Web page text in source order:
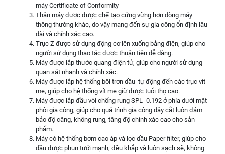
máy Certificate of Conformity
Thân máy được được chế tạo cứng vững hơn dòng máy
thông thường khác, do vậy mang đến sự gia công ổn định lâu
dài và chính xác cao.
Trục Z được sử dụng động cơ lên xuống bằng điện, giúp cho
người sử dụng thao tác được thuận tiện dễ dàng.
Máy được lắp thước quang điện tử, giúp cho người sử dụng
quan sát nhanh và chính xác.
Máy được lắp hệ thống bôi trơn dầu tự động đến các trục vít
me, giúp cho hệ thống vít me giữ được tuổi thọ cao.
Máy được lắp đầu vòi chống rung SPL- 0.192 ở phía dưới mặt
phôi gia công, giúp cho quá trình gia công dây cắt luôn đảm
bảo độ căng, không rung, tăng độ chính xác cao cho sản
phẩm.
Máy có hệ thống bơm cao áp và lọc dầu Paper filter, giúp cho
dầu được phun tưới mạnh, đều khắp và luôn sạch sẽ, không